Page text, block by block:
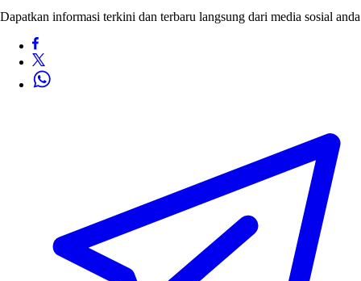
Dapatkan informasi terkini dan terbaru langsung dari media sosial anda